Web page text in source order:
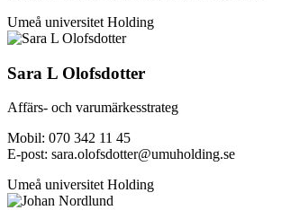
Umeå universitet Holding
Sara L Olofsdotter
Affärs- och varumärkesstrateg
Mobil: 070 342 11 45
E-post: sara.olofsdotter@umuholding.se
Umeå universitet Holding